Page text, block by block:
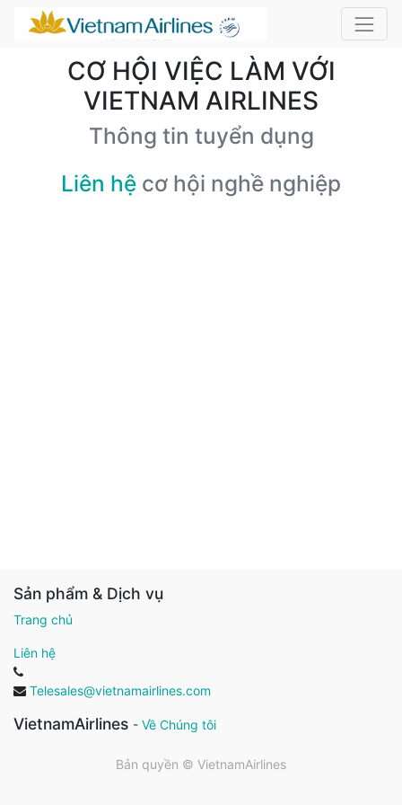
CƠ HỘI VIỆC LÀM VỚI
VIETNAM AIRLINES
Thông tin tuyển dụng
Liên hệ cơ hội nghề nghiệp
Sản phẩm & Dịch vụ
Trang chủ
Liên hệ
Telesales@vietnamairlines.com
VietnamAirlines - Về Chúng tôi
Bản quyền © VietnamAirlines